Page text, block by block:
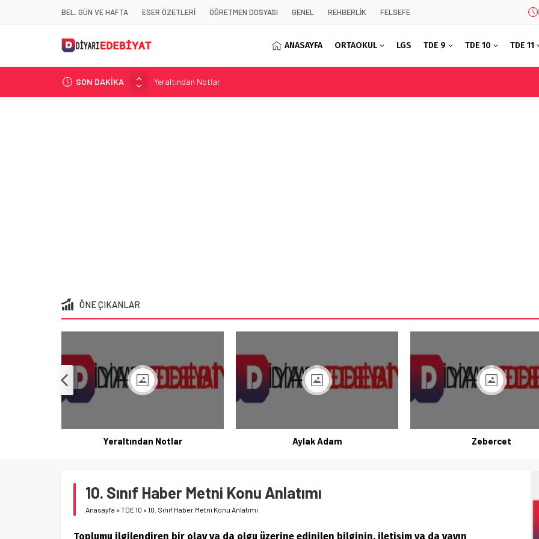
BEL. GÜN VE HAFTA ESER ÖZETLERİ ÖĞRETMEN DOSYASI GENEL REHBERLİK FELSEFE
ANASAYFA ORTAOKUL LGS TDE 9 TDE 10 TDE 11
SON DAKİKA
Yeraltından Notlar
Aylak Adam
ÖNE ÇIKANLAR
Yeraltından Notlar Aylak Adam Zebercet
10. Sınıf Haber Metni Konu Anlatımı
Anasayfa »TDE 10 »10. Sınıf Haber Metni Konu Anlatımı
Toplumu ilgilendiren bir olay ya da olgu üzerine edinilen bilginin, iletişim ya da yayın